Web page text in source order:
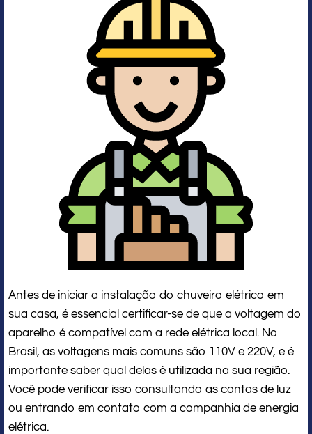
Antes de iniciar a instalação do chuveiro elétrico em
sua casa, é essencial certificar-se de que a voltagem do
aparelho é compatível com a rede elétrica local. No
Brasil, as voltagens mais comuns são 110V e 220V, e é
importante saber qual delas é utilizada na sua região.
Você pode verificar isso consultando as contas de luz
ou entrando em contato com a companhia de energia
elétrica.